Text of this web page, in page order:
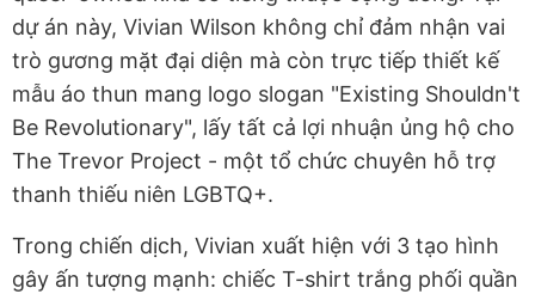
dự án này, Vivian Wilson không chỉ đảm nhận vai
trò gương mặt đại diện mà còn trực tiếp thiết kế
mẫu áo thun mang logo slogan "Existing Shouldn't
Be Revolutionary", lấy tất cả lợi nhuận ủng hộ cho
The Trevor Project - một tổ chức chuyên hỗ trợ
thanh thiếu niên LGBTQ+.
Trong chiến dịch, Vivian xuất hiện với 3 tạo hình
gây ấn tượng mạnh: chiếc T-shirt trắng phối quần